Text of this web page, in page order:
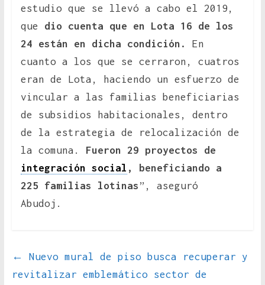
estudio que se llevó a cabo el 2019,
que dio cuenta que en Lota 16 de los
24 están en dicha condición.
En
cuanto a los que se cerraron, cuatros
eran de Lota, haciendo un esfuerzo de
vincular a las familias beneficiarias
de subsidios habitacionales, dentro
de la estrategia de relocalización de
la comuna. Fueron 29 proyectos de
integración social , beneficiando a
225 familias lotinas ”, aseguró
Abudoj.
←
Nuevo mural de piso busca recuperar y
revitalizar emblemático sector de